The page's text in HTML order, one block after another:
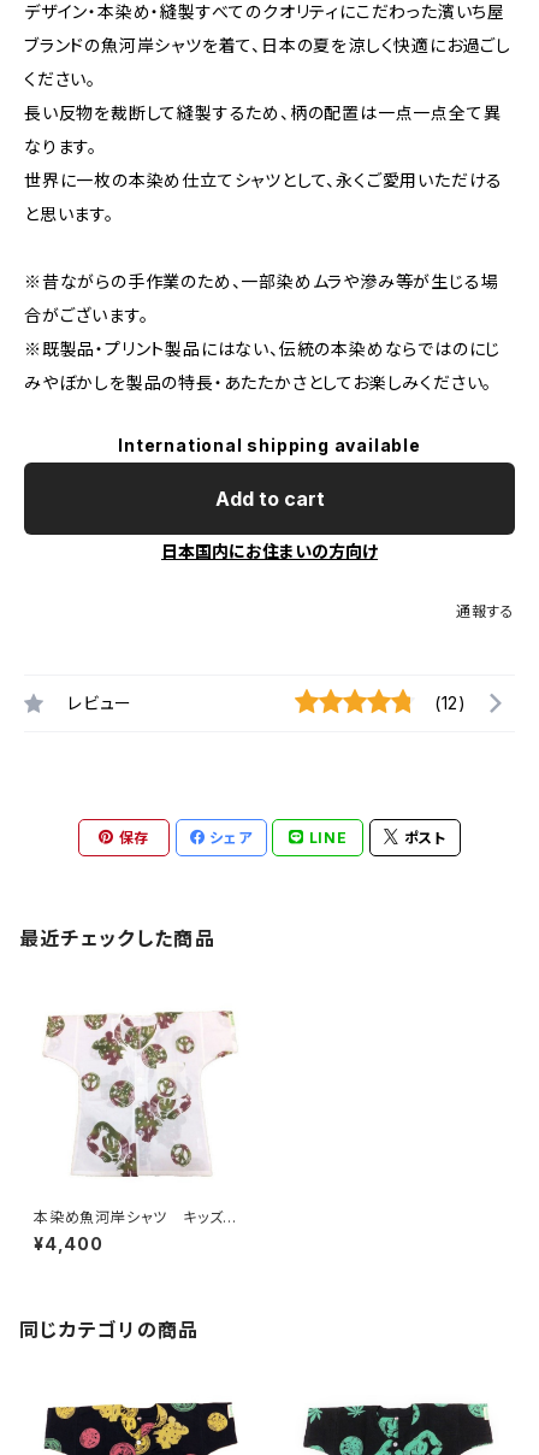
デザイン・本染め・縫製すべてのクオリティにこだわった濱いち屋
ブランドの魚河岸シャツを着て、日本の夏を涼しく快適にお過ごし
ください。
長い反物を裁断して縫製するため、柄の配置は一点一点全て異
なります。
世界に一枚の本染め仕立てシャツとして、永くご愛用いただける
と思います。
※昔ながらの手作業のため、一部染めムラや滲み等が生じる場
合がございます。
※既製品・プリント製品にはない、伝統の本染めならではのにじ
みやぼかしを製品の特長・あたたかさとしてお楽しみください。
International shipping available
Add to cart
日本国内にお住まいの方向け
通報する
レビュー (12)
保存 シェア LINE ポスト
最近チェックした商品
本染め魚河岸シャツ キッズ用1
00サイズ 認定証付き 木綿
晒 平和柄 白×迷彩カモ 子
濱いちシャツ 焼津 浜通り
港町
¥4,400
同じカテゴリの商品